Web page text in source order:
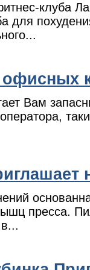
клуба
для
Вам
пресса.